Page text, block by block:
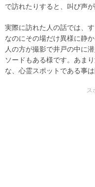
で訪れたりすると、叫び声
実際に訪れた人の話では、
なのにその場だけ異様に静
人の方が撮影で井戸の中に
ソードもある様です。あま
な、心霊スポットである事
ス